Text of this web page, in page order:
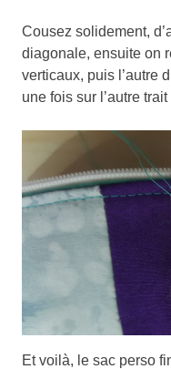
Cousez solidement,
diagonale, ensuite on
verticaux, puis l’autre
une fois sur l’autre
Et voilà, le sac perso